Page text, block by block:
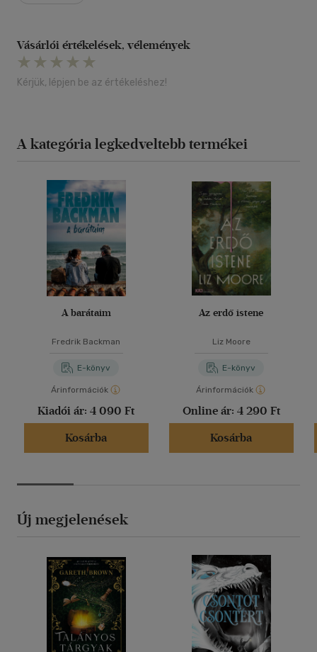
Vásárlói értékelések, vélemények
Kérjük, lépjen be az értékeléshez!
A kategória legkedveltebb termékei
A barátaim
Fredrik Backman
E-könyv
Árinformációk
Kiadói ár: 4 090 Ft
Kosárba
Az erdő istene
Liz Moore
E-könyv
Árinformációk
Online ár: 4 290 Ft
Kosárba
Új megjelenések